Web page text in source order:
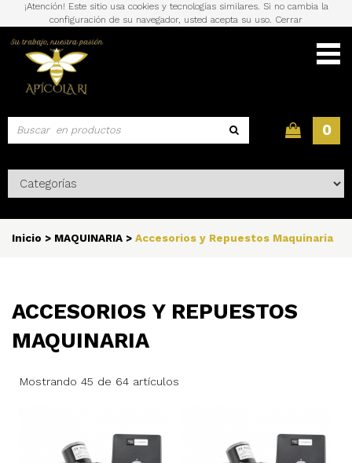
¡Atención! Este sitio usa cookies y tecnologías similares. Si no cambia la
configuración de su navegador, usted acepta su uso. Cerrar
0
Inicio > MAQUINARIA > Accesorios y Repuestos Maquinaria
ACCESORIOS Y REPUESTOS
MAQUINARIA
Mostrando 45 de 64 artículos